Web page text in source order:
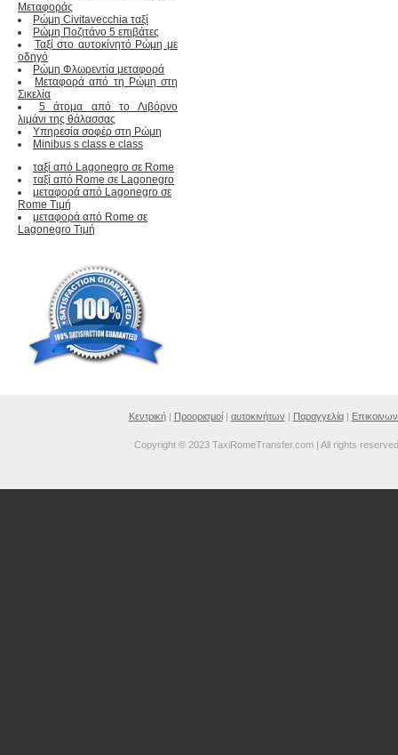
Μεταφοράς
Ρώμη Civitavecchia ταξί
Ρώμη Ποζιτάνο 5 επιβάτες
Ταξί στο αυτοκίνητό Ρώμη με
οδηγό
Ρώμη Φλωρεντία μεταφορά
Μεταφορά από τη Ρώμη στη
Σικελία
5 άτομα από το Λιβόρνο
λιμάνι της θάλασσας
Υπηρεσία σοφέρ στη Ρώμη
Minibus s class e class
ταξί από Lagonegro σε Rome
ταξί από Rome σε Lagonegro
μεταφορά από Lagonegro σε
Rome Τιμή
μεταφορά από Rome σε
Lagonegro Τιμή
Κεντρική| Προορισμοί| αυτοκινήτων | Παραγγελία|
Copyright © 2023 TaxiRomeTransfer.com | All rights reserved